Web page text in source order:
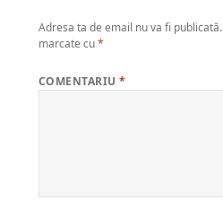
Adresa ta de email nu va fi publicată.
marcate cu*
COMENTARIU*